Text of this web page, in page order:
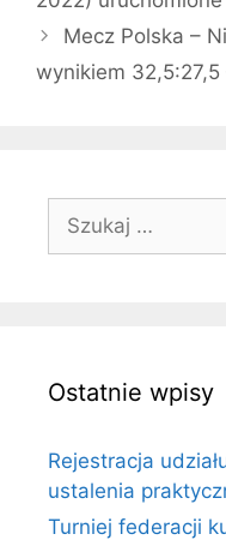
Mecz Polska –
wynikiem
Szukaj:
Ostatnie wpisy
Rejestracja
ustalenia
Turniej federacji